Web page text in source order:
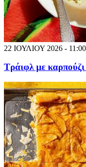
22 ΙΟΥΛΙΟΥ 2026 - 11:00
Τράιφλ με